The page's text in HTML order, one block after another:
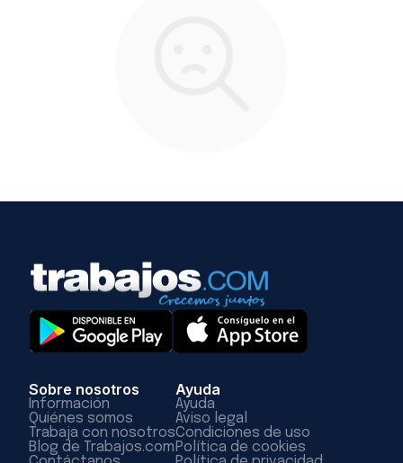
Sobre nosotros
Información
Quiénes somos
Trabaja con nosotros
Blog de Trabajos.com
Ayuda
Ayuda
Aviso legal
Condiciones de uso
Política de cookies